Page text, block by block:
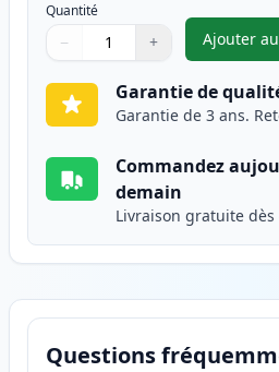
Quantité
Quantité
Utilisez les boutons pour ajuster
− +
Quantité
Ajouter ,
Garantie de
Garantie de 3 ans.
Commandez
demain
Livraison gratuite dès
Questions